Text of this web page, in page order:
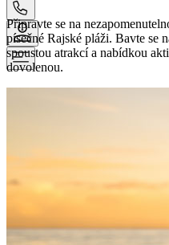
Připravte se na
písečné Rajské pláži. Bavte se
spoustou atrakcí a nabídkou
dovolenou.